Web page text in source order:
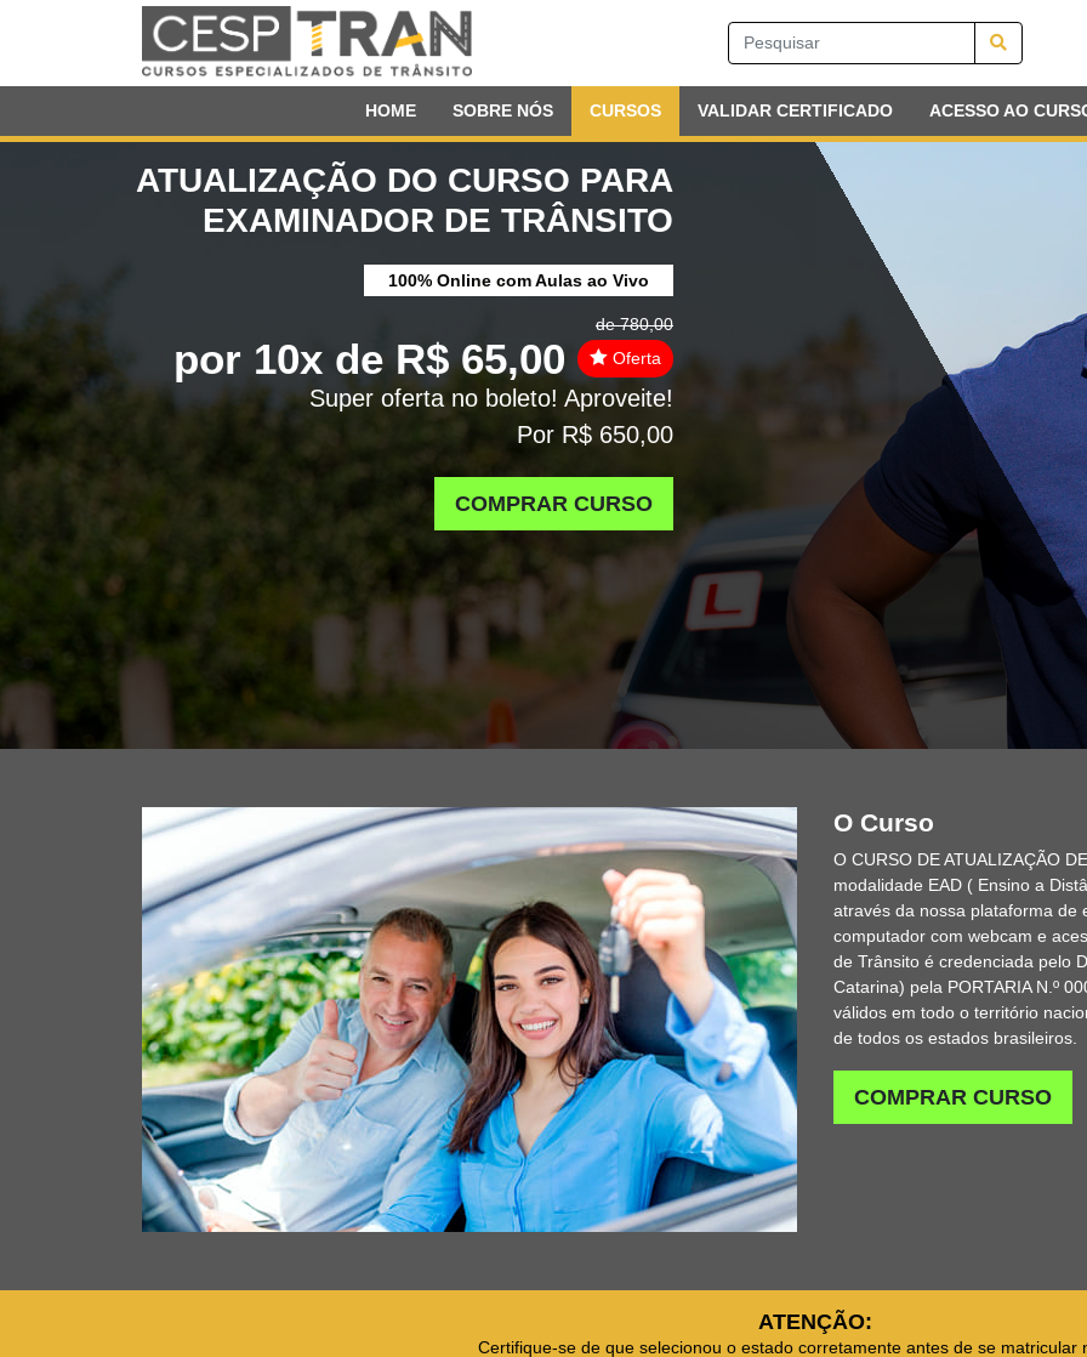
HOME SOBRE NÓS CURSOS VALIDAR CERTIFICADO ACESSO AO
ATUALIZAÇÃO DO CURSO PARA
EXAMINADOR DE TRÂNSITO
100% Online com Aulas ao Vivo
de 780,00
por 10x de R$ 65,00 Oferta
Super oferta no boleto! Aproveite!
Por R$ 650,00
COMPRAR CURSO
O Curso
O CURSO DE ATUALIZAÇÃO
modalidade EAD ( Ensino a
através da nossa plataforma de
computador com webcam e
de Trânsito é credenciada pelo
Catarina) pela PORTARIA N.º
válidos em todo o território
de todos os estados brasileiros.
COMPRAR CURSO
ATENÇÃO:
Certifique-se de que selecionou o estado corretamente antes de se matricular